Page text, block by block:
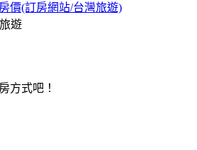
價(訂房網站/台灣旅遊)
遊
方式吧！